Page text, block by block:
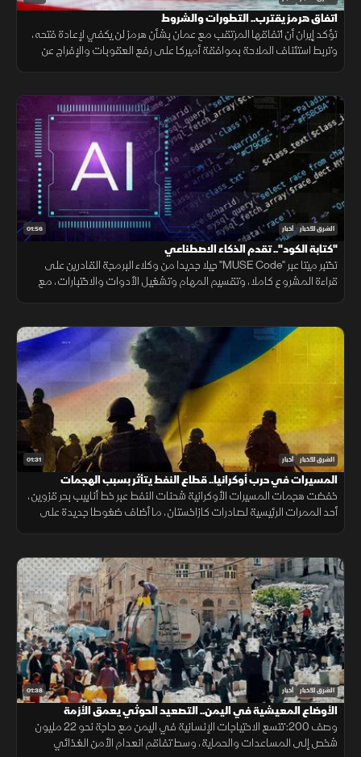
اتفاق هرمز يقترب.. التطورات والشروط
تؤكد إيران أن اتفاقها المرتقب مع عمان بشأن هرمز لن يكفي لإعادة فتحه،
وتربط استئناف الملاحة بموافقة أميركا على رفع العقوبات والإفراج عن
01:56 الشرق للأخبار أخبار
"كتابة الكود".. تقدم الذكاء الاصطناعي
تختبر ميتا عبر "MUSE Code" جيلا جديدا من وكلاء البرمجة القادرين على
قراءة المشروع كاملا، وتقسيم المهام وتشغيل الأدوات والاختبارات، مع
01:31 الشرق للأخبار أخبار
المسيرات في حرب أوكرانيا.. قطاع النفط يتأثر بسبب الهجمات
خفضت هجمات المسيرات الأوكرانية شحنات النفط عبر خط أنابيب بحر قزوين،
أحد الممرات الرئيسية لصادرات كازاخستان، ما أضاف ضغوطا جديدة على
01:38 الشرق للأخبار أخبار
الأوضاع المعيشية في اليمن.. التصعيد الحوثي يعمق الأزمة
وصف 200: تتسع الاحتياجات الإنسانية في اليمن مع حاجة نحو 22 مليون
شخص إلى المساعدات والحماية، وسط تفاقم انعدام الأمن الغذائي